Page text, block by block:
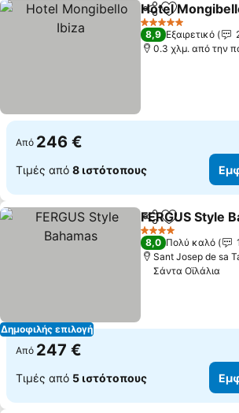
Κοινοποίηση
Προσθήκη
Hotel
5 Αστέρια
8,9 Εξαιρετικό
0.3 χλμ. από την
Από 246 €
Τιμές από 8 ιστότοπους
Δημοφιλής επιλογή
Κοινοποίηση
Προσθήκη
FERGUS Style
4 Αστέρια
8,0 Πολύ καλό
Sant Josep de sa
Σάντα Οϊλάλια
Από 247 €
Τιμές από 5 ιστότοπους